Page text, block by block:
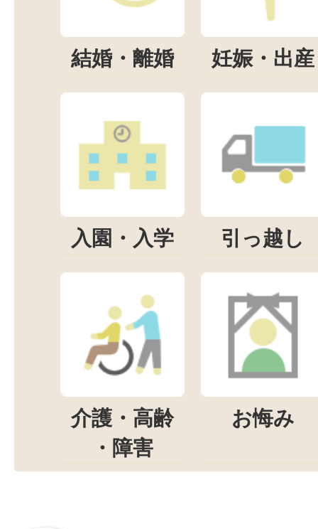
結婚・離婚 妊娠・出産
入園・入学 引っ越し
介護・高齢
・障害
お悔み